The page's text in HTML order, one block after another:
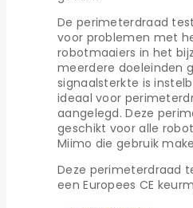
De perimeterdraad
voor problemen met
robotmaaiers in het
meerdere doeleinden
signaalsterkte is
ideaal voor
aangelegd. Deze
geschikt voor alle
Miimo die gebruik
Deze perimeterdraad
een Europees CE